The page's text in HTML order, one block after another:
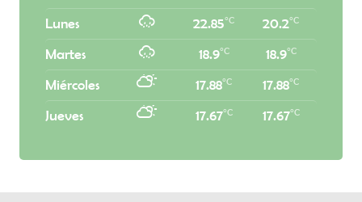
Lunes 22.85°C 20.2°C
Martes 18.9°C 18.9°C
Miércoles 17.88°C 17.88°C
Jueves 17.67°C 17.67°C